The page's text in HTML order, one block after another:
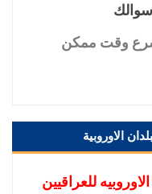
وقت ممكن
الاوروبية
للعراقيين